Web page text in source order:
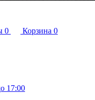
0 Корзина 0
17:00